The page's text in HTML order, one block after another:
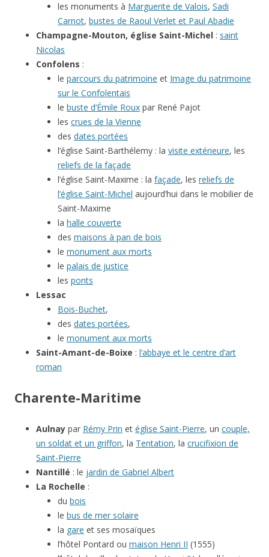
les monuments à Marguerite de Valois, Sadi
Carnot, bustes de Raoul Verlet et Paul Abadie
Champagne-Mouton, église Saint-Michel : saint
Nicolas
Confolens :
le parcours du patrimoine et Image du patrimoine
sur le Confolentais
le buste d’Émile Roux par René Pajot
les crues de la Vienne
des dates portées
l’église Saint-Barthélemy : la visite extérieure, les
reliefs de la façade
l’église Saint-Maxime : la façade, les reliefs de
l’église Saint-Michel aujourd’hui dans le mobilier de
Saint-Maxime
la halle couverte
des maisons à pan de bois
le monument aux morts
le palais de justice
les ponts
Lessac
Bois-Buchet,
des dates portées,
le monument aux morts
Saint-Amant-de-Boixe : l’abbaye et le centre d’art
roman
Charente-Maritime
Aulnay par Rémy Prin et église Saint-Pierre, un couple,
un soldat et un griffon, la Tentation, la crucifixion de
Saint-Pierre
Nantillé : le jardin de Gabriel Albert
La Rochelle :
du bois
le bus de mer solaire
la gare et ses mosaïques
l’hôtel Pontard ou maison Henri II (1555)